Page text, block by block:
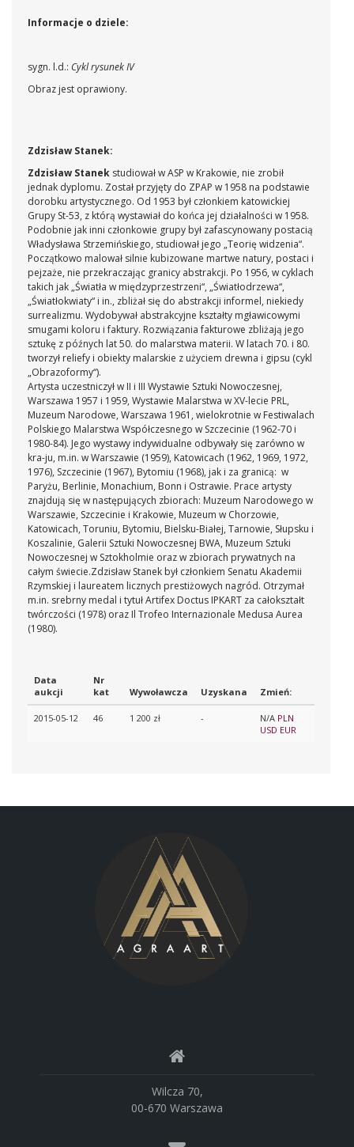
Informacje o dziele:
sygn. l.d.: Cykl rysunek IV
Obraz jest oprawiony.
Zdzisław Stanek:
Zdzisław Stanek studiował w ASP w Krakowie, nie zrobił
jednak dyplomu. Został przyjęty do ZPAP w 1958 na podstawie
dorobku artystycznego. Od 1953 był członkiem katowickiej
Grupy St-53, z którą wystawiał do końca jej działalności w 1958.
Podobnie jak inni członkowie grupy był zafascynowany postacią
Władysława Strzemińskiego, studiował jego „Teorię widzenia“.
Początkowo malował silnie kubizowane martwe natury, postaci i
pejzaże, nie przekraczając granicy abstrakcji. Po 1956, w cyklach
takich jak „Światła w międzyprzestrzeni“, „Światłodrzewa“,
„Światłokwiaty“ i in., zbliżał się do abstrakcji informel, niekiedy
surrealizmu. Wydobywał abstrakcyjne kształty mgławicowymi
smugami koloru i faktury. Rozwiązania fakturowe zbliżają jego
sztukę z późnych lat 50. do malarstwa materii. W latach 70. i 80.
tworzył reliefy i obiekty malarskie z użyciem drewna i gipsu (cykl
„Obrazoformy“).
Artysta uczestniczył w II i III Wystawie Sztuki Nowoczesnej,
Warszawa 1957 i 1959, Wystawie Malarstwa w XV-lecie PRL,
Muzeum Narodowe, Warszawa 1961, wielokrotnie w Festiwalach
Polskiego Malarstwa Współczesnego w Szczecinie (1962-70 i
1980-84). Jego wystawy indywidualne odbywały się zarówno w
kra-ju, m.in. w Warszawie (1959), Katowicach (1962, 1969, 1972,
1976), Szczecinie (1967), Bytomiu (1968), jak i za granicą: w
Paryżu, Berlinie, Monachium, Bonn i Ostrawie. Prace artysty
znajdują się w następujących zbiorach: Muzeum Narodowego w
Warszawie, Szczecinie i Krakowie, Muzeum w Chorzowie,
Katowicach, Toruniu, Bytomiu, Bielsku-Białej, Tarnowie, Słupsku i
Koszalinie, Galerii Sztuki Nowoczesnej BWA, Muzeum Sztuki
Nowoczesnej w Sztokholmie oraz w zbiorach prywatnych na
całym świecie.Zdzisław Stanek był członkiem Senatu Akademii
Rzymskiej i laureatem licznych prestiżowych nagród. Otrzymał
m.in. srebrny medal i tytuł Artifex Doctus IPKART za całokształt
twórczości (1978) oraz Il Trofeo Internazionale Medusa Aurea
(1980).
Data
aukcji
Nr
kat
Wywoławcza Uzyskana Zmień:
2015-05-12 46 1 200 zł - N/A PLN
USD EUR
Wilcza 70,
00-670 Warszawa